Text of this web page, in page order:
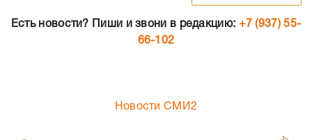
Есть новости? Пиши и звони в редакцию: +7 (937) 55-
66-102
Новости СМИ2